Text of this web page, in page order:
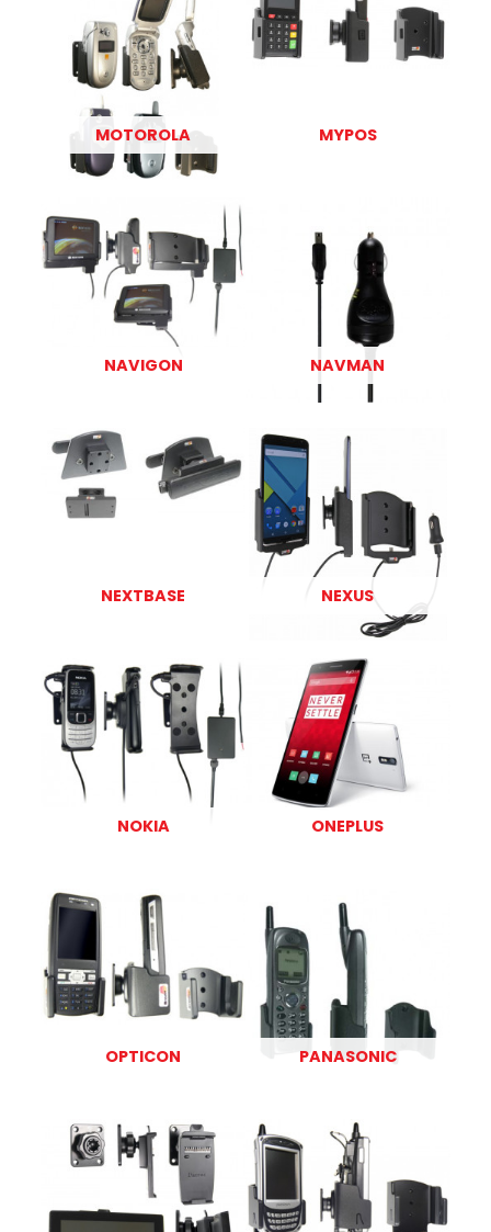
MOTOROLA MYPOS
NAVIGON NAVMAN
NEXTBASE NEXUS
NOKIA ONEPLUS
OPTICON PANASONIC